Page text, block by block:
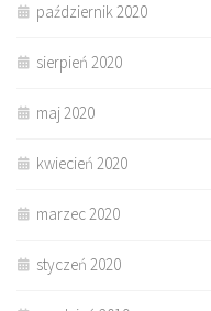
październik 2020
sierpień 2020
maj 2020
kwiecień 2020
marzec 2020
styczeń 2020